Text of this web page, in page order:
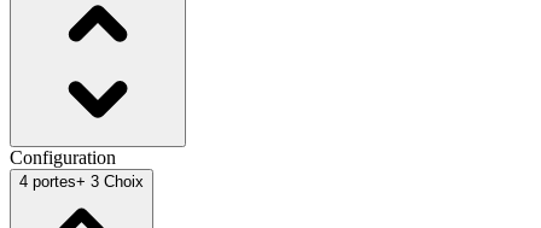
Configuration
4 portes+ 3 Choix